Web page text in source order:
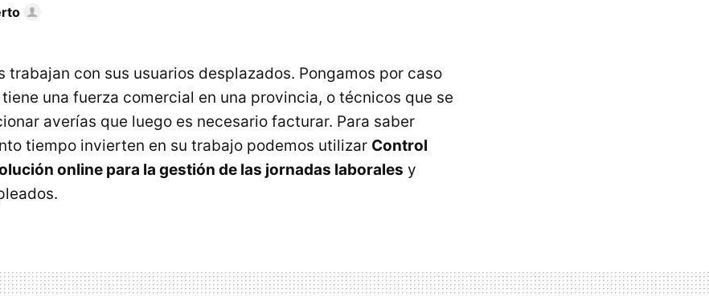
trabajan con sus usuarios desplazados. Pongamos por caso
una fuerza comercial en una provincia, o técnicos que se
averías que luego es necesario facturar. Para saber
tiempo invierten en su trabajo podemos utilizar Control
online para la gestión de las jornadas laborales y